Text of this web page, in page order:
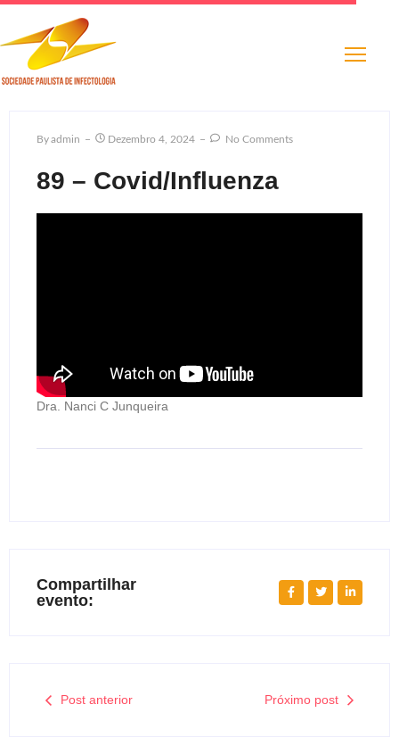
ByAdmin Dezembro 4, 2024 No Comments
89 – Covid/Influenza
Dra. Nanci C Junqueira
Compartilhar
evento:
Post anterior Próximo post